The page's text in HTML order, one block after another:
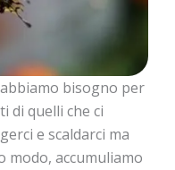
bisogno per
di quelli che ci
e scaldarci ma
modo, accumuliamo